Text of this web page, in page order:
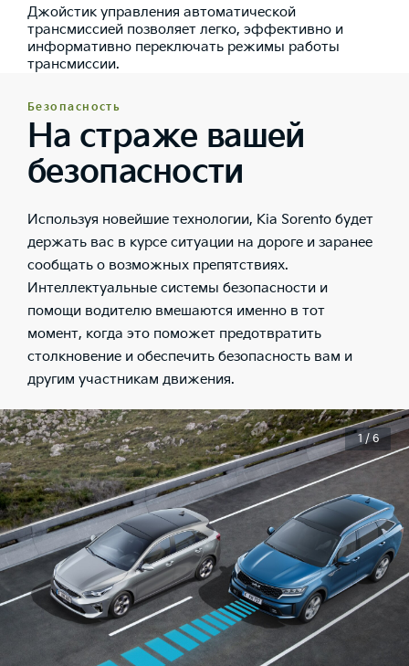
Джойстик управления автоматической
трансмиссией позволяет легко, эффективно и
информативно переключать режимы работы
трансмиссии.
Безопасность
На страже вашей
безопасности
Используя новейшие технологии, Kia Sorento будет
держать вас в курсе ситуации на дороге и заранее
сообщать о возможных препятствиях.
Интеллектуальные системы безопасности и
помощи водителю вмешаются именно в тот
момент, когда это поможет предотвратить
столкновение и обеспечить безопасность вам и
другим участникам движения.
1 / 6